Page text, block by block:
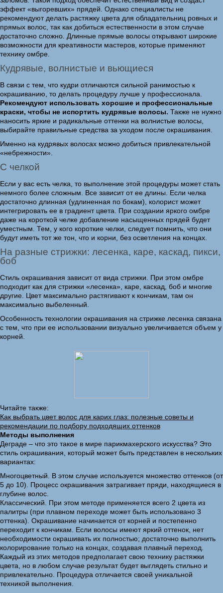
эффект «выгоревших» прядей. Однако специалисты не
рекомендуют делать растяжку цвета для обладательниц ровных и
прямых волос, так как добиться естественности в этом случае
достаточно сложно. Длинные прямые волосы открывают широкие
возможности для креативности мастеров, которые применяют
технику омбре.
Кудрявые, волнистые и вьющиеся
В связи с тем, что кудри отличаются сильной ранимостью к
окрашиванию, то делать процедуру лучше у профессионала.
Рекомендуют использовать хорошие и профессиональные
краски, чтобы не испортить кудрявые волосы. Также не нужно
наносить яркие и радикальные оттенки на волнистые волосы,
выбирайте правильные средства за уходом после окрашивания.
Именно на кудрявых волосах можно добиться привлекательной
«небрежности».
С челкой
Если у вас есть челка, то выполнение этой процедуры может стать
немного более сложным. Все зависит от ее длины. Если челка
достаточно длинная (удлиненная по бокам), колорист может
интегрировать ее в градиент цвета. При создании яркого омбре
даже на короткой челке добавление насыщенных прядей будет
уместным. Тем, у кого короткие челки, следует помнить, что они
будут иметь тот же тон, что и корни, без осветления на концах.
На разные стрижки: лесенка, каре, каскад, пикси,
боб
Стиль окрашивания зависит от вида стрижки. При этом омбре
подходит как для стрижки «лесенка», каре, каскад, боб и многие
другие. Цвет максимально растягивают к кончикам, там он
максимально выбеленный.
Особенность технологии окрашивания на стрижке лесенка связана
с тем, что при ее использовании визуально увеличивается объем у
корней.
Читайте также:
Как выбрать цвет волос для карих глаз: полезные советы и
рекомендации по подбору подходящих оттенков
Методы выполнения
Деграде – что это такое в мире парикмахерского искусства? Это
стиль окрашивания, который может быть представлен в нескольких
вариантах:
Многоцветный. В этом случае используется множество оттенков (от
5 до 10). Процесс окрашивания затрагивает пряди, находящиеся в
глубине волос.
Классический. При этом методе применяется всего 2 цвета из
палитры (при плавном переходе может быть использовано 3
оттенка). Окрашивание начинается от корней и постепенно
переходит к кончикам. Если волосы имеют яркий оттенок, нет
необходимости окрашивать их полностью; достаточно выполнить
колорирование только на концах, создавая плавный переход.
Каждый из этих методов предполагает свою технику растяжки
цвета, но в любом случае результат будет выглядеть стильно и
привлекательно. Процедура отличается своей уникальной
техникой выполнения.